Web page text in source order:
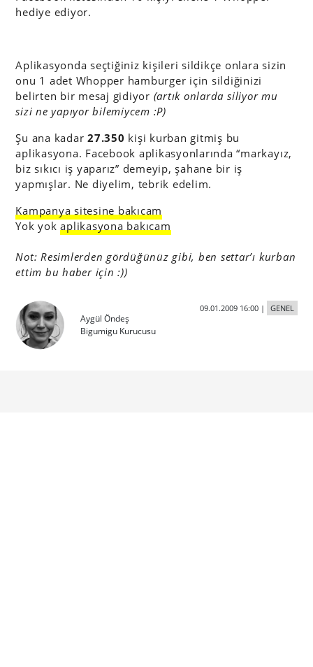
hediye ediyor.
Aplikasyonda seçtiğiniz kişileri sildikçe onlara sizin
onu 1 adet Whopper hamburger için sildiğinizi
belirten bir mesaj gidiyor (artık onlarda siliyor mu
sizi ne yapıyor bilemiycem :P)
Şu ana kadar 27.350 kişi kurban gitmiş bu
aplikasyona. Facebook aplikasyonlarında “markayız,
biz sıkıcı iş yaparız” demeyip, şahane bir iş
yapmışlar. Ne diyelim, tebrik edelim.
Kampanya sitesine bakıcam
Yok yokaplikasyona bakıcam
Not: Resimlerden gördüğünüz gibi, ben settar’ı kurban
ettim bu haber için :))
Aygül Öndeş
Bigumigu Kurucusu
09.01.2009 16:00| GENEL